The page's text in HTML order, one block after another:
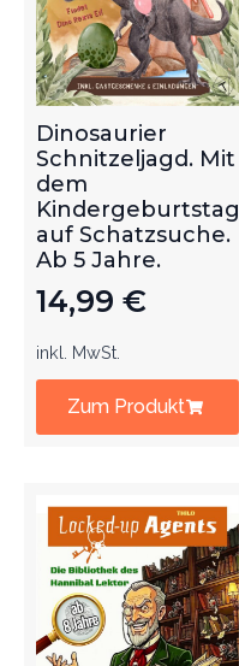
Dinosaurier
Schnitzeljagd. Mit
dem
Kindergeburtstag
auf Schatzsuche.
Ab 5 Jahre.
14,99 €
inkl. MwSt.
Zum Produkt